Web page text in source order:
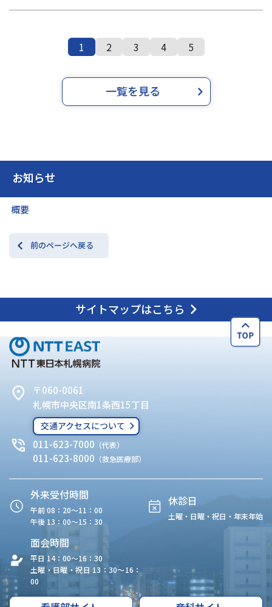
お知らせ
概要
前のページへ戻る
1 2 3 4 5
一覧を見る
サイトマップはこちら
〒060-0061
札幌市中央区南1条西15丁目
交通アクセスについて
011-623-7000 （代表）
011-623-8000 （救急医療部）
外来受付時間
午前 08：20〜11：00
午後 13：00〜15：30
休診日
土曜・日曜・祝日・年末年始
面会時間
平日 14：00〜16：30
土曜・日曜・祝日 13：30〜16：
00